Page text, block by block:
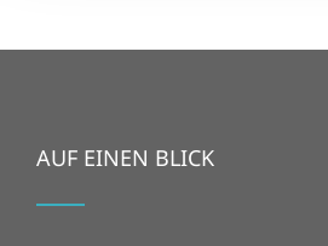
AUF EINEN BLICK